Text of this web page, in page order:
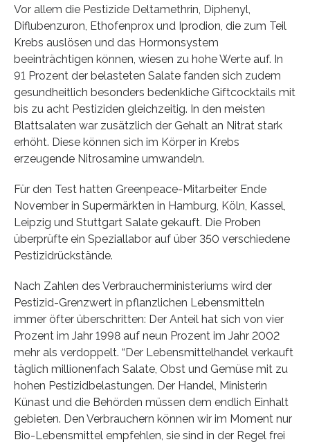
Vor allem die Pestizide Deltamethrin, Diphenyl,
Diflubenzuron, Ethofenprox und Iprodion, die zum Teil
Krebs auslösen und das Hormonsystem
beeinträchtigen können, wiesen zu hohe Werte auf. In
91 Prozent der belasteten Salate fanden sich zudem
gesundheitlich besonders bedenkliche Giftcocktails mit
bis zu acht Pestiziden gleichzeitig. In den meisten
Blattsalaten war zusätzlich der Gehalt an Nitrat stark
erhöht. Diese können sich im Körper in Krebs
erzeugende Nitrosamine umwandeln.
Für den Test hatten Greenpeace-Mitarbeiter Ende
November in Supermärkten in Hamburg, Köln, Kassel,
Leipzig und Stuttgart Salate gekauft. Die Proben
überprüfte ein Speziallabor auf über 350 verschiedene
Pestizidrückstände.
Nach Zahlen des Verbraucherministeriums wird der
Pestizid-Grenzwert in pflanzlichen Lebensmitteln
immer öfter überschritten: Der Anteil hat sich von vier
Prozent im Jahr 1998 auf neun Prozent im Jahr 2002
mehr als verdoppelt. “Der Lebensmittelhandel verkauft
täglich millionenfach Salate, Obst und Gemüse mit zu
hohen Pestizidbelastungen. Der Handel, Ministerin
Künast und die Behörden müssen dem endlich Einhalt
gebieten. Den Verbrauchern können wir im Moment nur
Bio-Lebensmittel empfehlen, sie sind in der Regel frei